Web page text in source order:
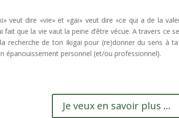
veut dire «vie» et «gai» veut dire «ce qui a de la
fait que la vie vaut la peine d’être vécue. A travers ce
recherche de ton Ikigai pour (re)donner du sens à
épanouissement personnel (et/ou professionnel).
Je veux en savoir plus ...